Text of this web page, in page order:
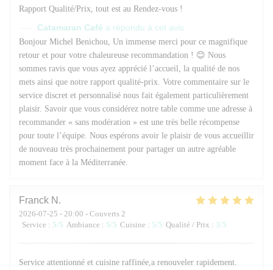
Rapport Qualité/Prix, tout est au Rendez-vous !
Catamaran Café a répondu à cet avis
Bonjour Michel Benichou, Un immense merci pour ce magnifique
retour et pour votre chaleureuse recommandation ! 😊 Nous
sommes ravis que vous ayez apprécié l’accueil, la qualité de nos
mets ainsi que notre rapport qualité-prix. Votre commentaire sur le
service discret et personnalisé nous fait également particulièrement
plaisir. Savoir que vous considérez notre table comme une adresse à
recommander « sans modération » est une très belle récompense
pour toute l’équipe. Nous espérons avoir le plaisir de vous accueillir
de nouveau très prochainement pour partager un autre agréable
moment face à la Méditerranée.
Franck N
2026-07-25 - 20:00 - Couverts 2
Service : 5/5 Ambiance : 5/5 Cuisine : 5/5 Qualité / Prix : 3/5
Service attentionné et cuisine raffinée,a renouveler rapidement.